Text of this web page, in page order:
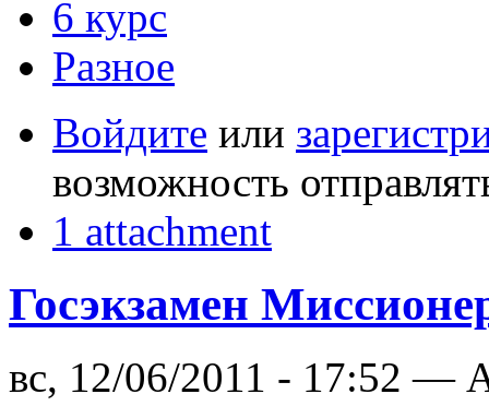
6 курс
Разное
Войдите или
возможность
1 attachment
Госэкзамен
вс, 12/06/2011 - 17:52 —